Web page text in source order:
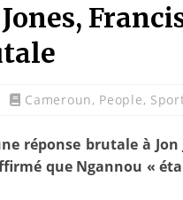
Cameroun, People,
réponse brutale à
que Ngannou «